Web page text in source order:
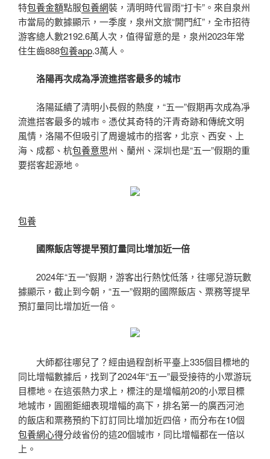
特包養金額點服包養網裝，清明時代冒雨“打卡”。來自泉州
市當局的數據顯示，一季度，泉州文旅“開門紅”，全市招待
游客總人數2192.6萬人次，值得留意的是，泉州2023年常
住生齒888包養app.3萬人。
洛陽再次成為凈流進搭客最多的城市
洛陽延續了清明小長假的熱度，“五一”假期再次成為凈
流進搭客最多的城市。憑仗其奇特的汗青奇跡和傳統文明
風情，洛陽不但吸引了周邊城市的搭客，北京、西安、上
海、成都、杭包養意思州、蘭州、深圳也是“五一”假期的重
要搭客起源地。
包養
國際飯店等提早預訂量同比增加近一倍
2024年“五一”假期，游客出行熱忱低落，往哪兒游玩數
據顯示，截止到今朝，“五一”假期的國際飯店、票務等提早
預訂量同比增加近一倍。
大師都往哪兒了？經由過程剖析平臺上335個目標地的
同比增幅數據后，找到了2024年“五一”最受接待的小眾游玩
目標地。在這張熱力求上，標注的是增幅前20的小眾目標
地城市，圓圈鉅細表現增幅的高下，排名第一的廣西河池
的飯店和票務預約下訂訂同比增加近四倍，而分布在10個
包養網心得分歧省份的這20個城市，同比增幅都在一倍以
上。